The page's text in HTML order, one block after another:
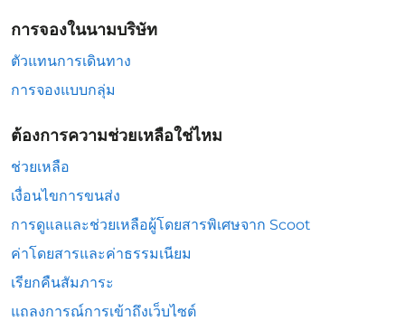
การจองในนามบริษัท
ตัวแทนการเดินทาง
การจองแบบกลุ่ม
ต้องการความช่วยเหลือใช่ไหม
ช่วยเหลือ
เงื่อนไขการขนส่ง
การดูแลและช่วยเหลือผู้โดยสารพิเศษจาก Scoot
ค่าโดยสารและค่าธรรมเนียม
เรียกคืนสัมภาระ
แถลงการณ์การเข้าถึงเว็บไซต์